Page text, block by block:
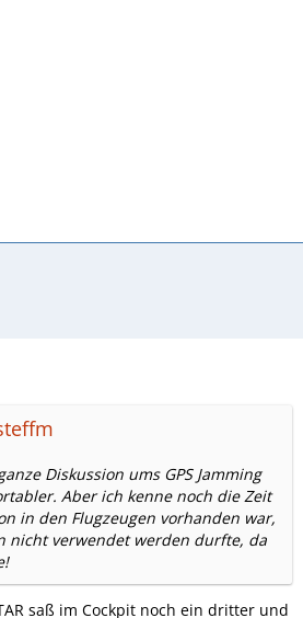
Diskussion ums GPS Jamming
Aber ich kenne noch die Zeit
in den Flugzeugen vorhanden war,
nicht verwendet werden durfte, da
saß im Cockpit noch ein dritter und